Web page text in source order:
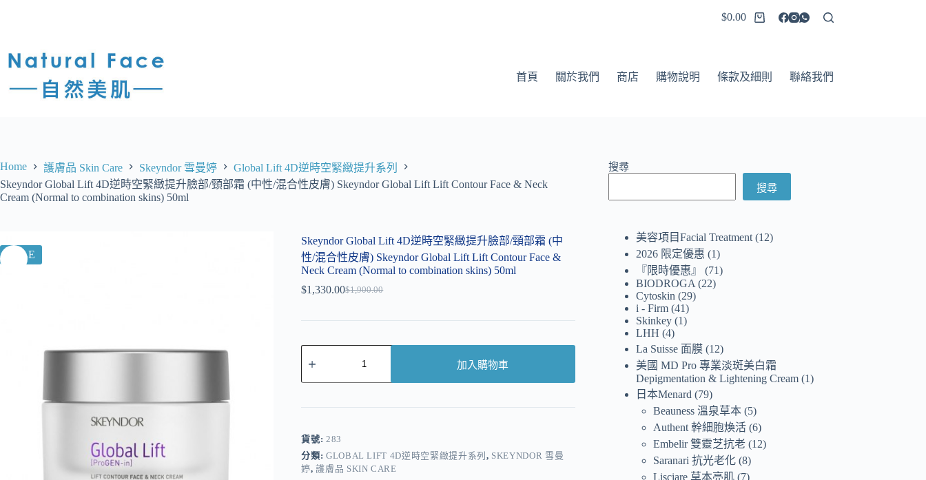
$0.00
首頁 關於我們 商店 購物說明 條款及細則 聯絡我們
Home 護膚品 Skin Care Skeyndor 雪曼婷
Global Lift 4D逆時空緊緻提升系列
Skeyndor Global Lift 4D逆時空緊緻提升臉部/頸部霜 (中性/混合性皮膚) Skeyndor Global Lift Lift Contour Face & Neck
Cream (Normal to combination skins) 50ml
SALE
Skeyndor Global Lift 4D逆時空緊緻提升臉部/頸部霜 (中
性/混合性皮膚) Skeyndor Global Lift Lift Contour Face &
Neck Cream (Normal to combination skins) 50ml
$1,900.00
$1,330.00
加入購物車
r
n
a
t
貨號: 283
分類: GLOBAL LIFT 4D逆時空緊緻提升系列 , SKEYNDOR 雪曼
婷,護膚品 SKIN CARE
搜尋
搜尋
美容項目Facial Treatment 12
2026 限定優惠
1
『限時優惠』
71
BIODROGA
22
Cytoskin
29
i - Firm 41
Skinkey 1
LHH 4
La Suisse 面膜 12
美國 MD Pro 專業淡斑美白霜
Depigmentation & Lightening Cream 1
日本Menard
79
Beauness 溫泉草本 5
Authent 幹細胞煥活 6
Embelir 雙靈芝抗老 12
Saranari 抗光老化 8
Lisciare 草本亮肌 7